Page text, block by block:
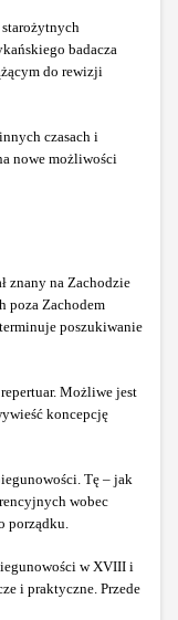
badacza
do rewizji
czasach i
nowe możliwości
znany na Zachodzie
poza Zachodem
poszukiwanie
Możliwe jest
koncepcję
Tę – jak
wobec
porządku.
w XVIII i
i praktyczne. Przede